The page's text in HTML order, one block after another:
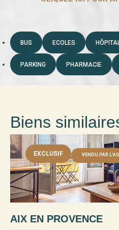
BUS ECOLES
PARKING PHARMACIE
Biens
EXCLUSIF VENDU PAR
AIX EN PROVENCE